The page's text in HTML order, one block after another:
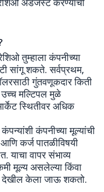
ॲडजस्ट करण्याची
तुम्हाला कंपनीच्या
सांगू शकते. सर्वप्रथम,
गुंतवणूकदार किती
मल्टिपल मुळे
स्थितीवर अधिक
कंपन्यांशी कंपनीच्या मूल्यांची
कर्ज पातळीविषयी
याचा वापर संभाव्य
मूल्य असलेल्या किंवा
देखील केला जाऊ शकतो.